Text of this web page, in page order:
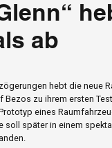
ab
hebt die neue
Bezos zu ihrem ersten
eines
soll später in einem